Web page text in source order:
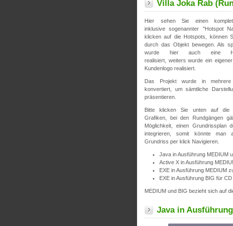
Villa Joka Rab
Hier sehen Sie einen
inklusive sogenannter "Hotspot
klicken auf die Hotspots, können
durch das Objekt bewegen. Als
wurde hier auch eine
realisiert, weiters wurde ein
Kundenlogo realisiert.
Das Projekt wurde in mehrere
konvertiert, um sämtliche
präsentieren.
Bitte klicken Sie unten auf die
Grafiken, bei den Rundgängen
Möglichkeit, einen Grundrissplan
integrieren, somit könnte man
Grundriss per klick Navigieren.
Java in Ausführung MEDIUM
Active X in Ausführung
EXE in Ausführung MEDIUM
EXE in Ausführung BIG für
MEDIUM und BIG bezieht sich auf
Java in